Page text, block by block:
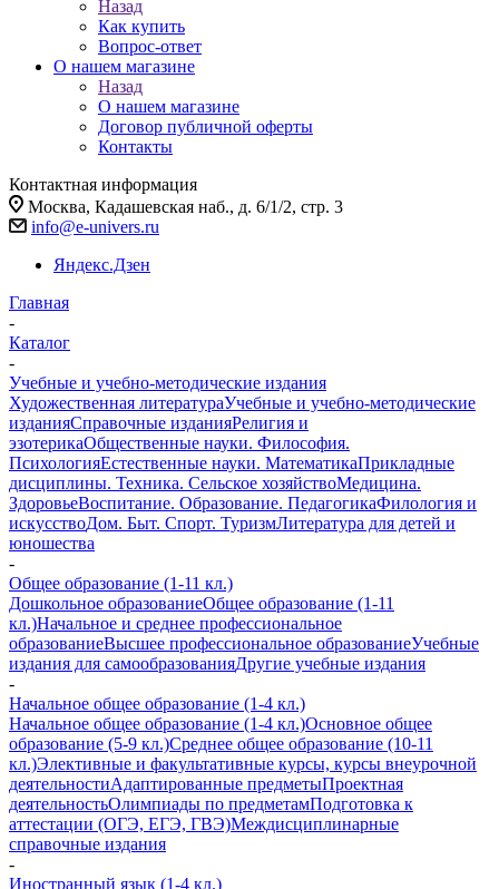
Назад
Как купить
Вопрос-ответ
О нашем магазине
Назад
О нашем магазине
Договор публичной оферты
Контакты
Контактная информация
Москва, Кадашевская наб., д. 6/1/2, стр. 3
info@e-univers.ru
Яндекс.Дзен
Главная
-
Каталог
-
Учебные и учебно-методические издания
Художественная литератураУчебные и учебно-методические
изданияСправочные изданияРелигия и
эзотерикаОбщественные науки. Философия.
ПсихологияЕстественные науки. МатематикаПрикладные
дисциплины. Техника. Сельское хозяйствоМедицина.
ЗдоровьеВоспитание. Образование. ПедагогикаФилология и
искусствоДом. Быт. Спорт. ТуризмЛитература для детей и
юношества
-
Общее образование (1-11 кл.)
Дошкольное образованиеОбщее образование (1-11
кл.)Начальное и среднее профессиональное
образованиеВысшее профессиональное образованиеУчебные
издания для самообразованияДругие учебные издания
-
Начальное общее образование (1-4 кл.)
Начальное общее образование (1-4 кл.)Основное общее
образование (5-9 кл.)Среднее общее образование (10-11
кл.)Элективные и факультативные курсы, курсы внеурочной
деятельностиАдаптированные предметыПроектная
деятельностьОлимпиады по предметамПодготовка к
аттестации (ОГЭ, ЕГЭ, ГВЭ)Междисциплинарные
справочные издания
-
Иностранный язык (1-4 кл.)